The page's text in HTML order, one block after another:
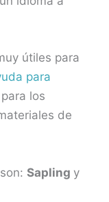
útiles para
para
los
de
son:Sapling y